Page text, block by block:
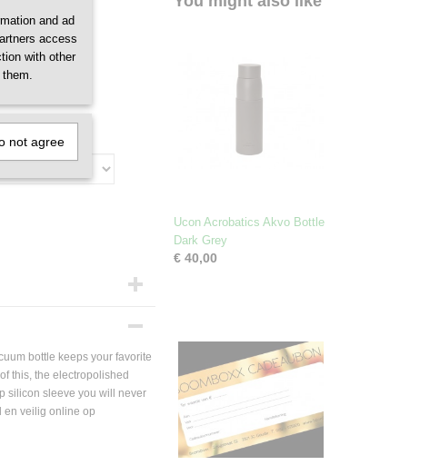
bottle keeps your favorite
this, the electropolished
silicon sleeve you will never
en veilig online op
Ucon Acrobatics Akvo Bottle
Dark Grey
€ 40,00
and ad
access
with other
not agree